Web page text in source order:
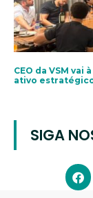
CEO da VSM vai
ativo
SIGA